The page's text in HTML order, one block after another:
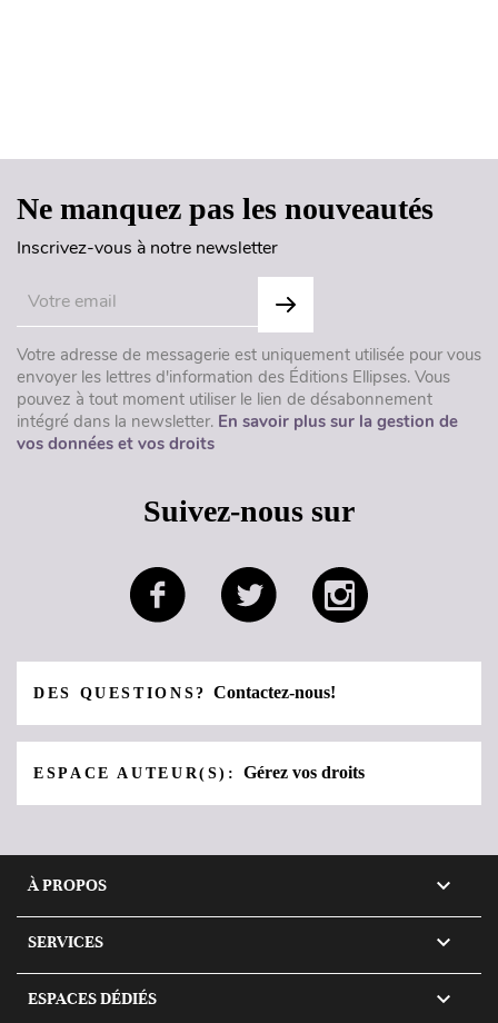
Ne manquez pas les nouveautés
Inscrivez-vous à notre newsletter
Votre adresse de messagerie est uniquement utilisée pour vous
envoyer les lettres d'information des Éditions Ellipses. Vous
pouvez à tout moment utiliser le lien de désabonnement
intégré dans la newsletter. En savoir plus sur la gestion de
vos données et vos droits
Suivez-nous sur
DES QUESTIONS?Contactez-nous!
ESPACE AUTEUR(S):Gérez vos droits
À PROPOS 
SERVICES 
ESPACES DÉDIÉS 